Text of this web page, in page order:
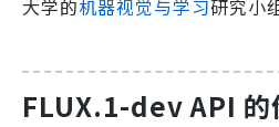
大学的机器视觉与学习研究小
FLUX.1-dev API 的